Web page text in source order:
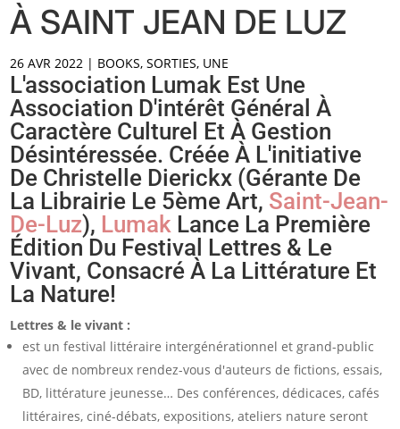
À SAINT JEAN DE LUZ
26 AVR 2022 | BOOKS,SORTIES, UNE
L'association Lumak Est Une
Association D'intérêt Général À
Caractère Culturel Et À Gestion
Désintéressée. Créée À L'initiative
De Christelle Dierickx (gérante De
La Librairie Le 5ème Art, Saint-Jean-
De-Luz), Lumak Lance La Première
Édition Du Festival Lettres & Le
Vivant, Consacré À La Littérature Et
La Nature!
Lettres & le vivant :
est un festival littéraire intergénérationnel et grand-public
avec de nombreux rendez-vous d'auteurs de fictions, essais,
BD, littérature jeunesse… Des conférences, dédicaces, cafés
littéraires, ciné-débats, expositions, ateliers nature seront